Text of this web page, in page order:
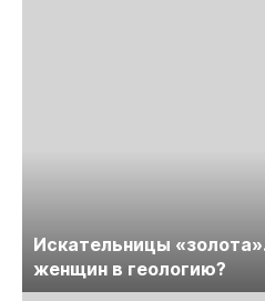
Искательницы
женщин в геологию?